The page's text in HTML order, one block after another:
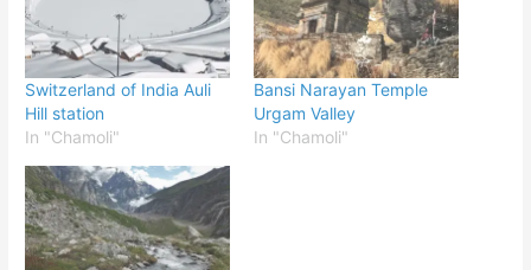
Switzerland of India Auli
Hill station
In "Chamoli"
Bansi Narayan Temple
Urgam Valley
In "Chamoli"